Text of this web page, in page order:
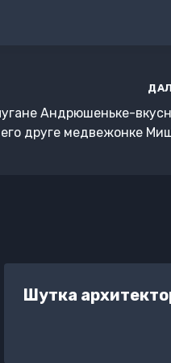
Андрюшеньке-
друге медвежонке
Шутка